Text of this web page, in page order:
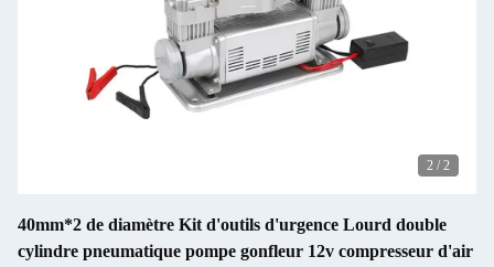
2 / 2
40mm*2 de diamètre Kit d'outils d'urgence Lourd double
cylindre pneumatique pompe gonfleur 12v compresseur d'air